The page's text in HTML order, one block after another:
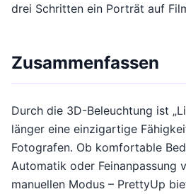
drei Schritten ein Porträt auf
Zusammenfassen
Durch die 3D-Beleuchtung ist
länger eine einzigartige
Fotografen. Ob komfortable
Automatik oder Feinanpassung
manuellen Modus – PrettyUp